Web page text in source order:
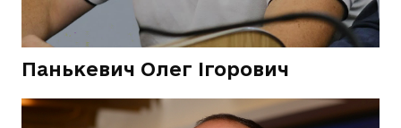
Панькевич Олег Ігорович